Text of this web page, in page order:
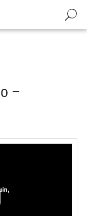
Recherche
–